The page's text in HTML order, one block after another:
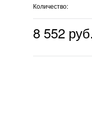
Количество:
8 552 руб.